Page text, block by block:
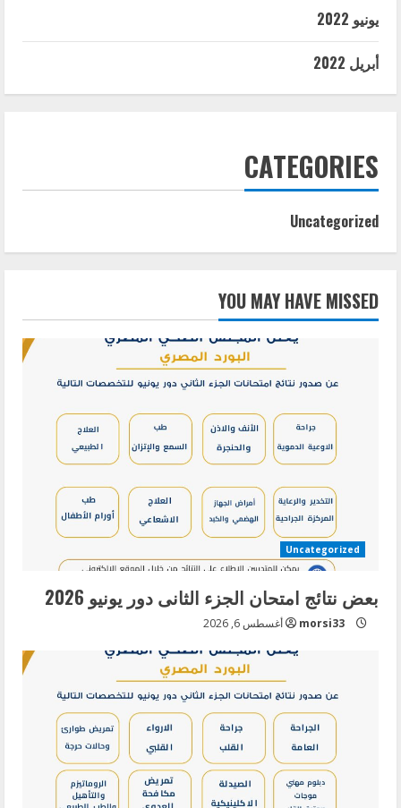
يونيو 2022
أبريل 2022
CATEGORIES
Uncategorized
YOU MAY HAVE MISSED
Uncategorized
بعض نتائج امتحان الجزء الثانى دور يونيو 2026
morsi33 أغسطس 6, 2026